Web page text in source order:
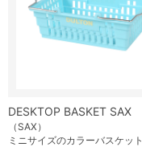
DESKTOP BASKET SAX
（SAX）
ミニサイズのカラーバスケット